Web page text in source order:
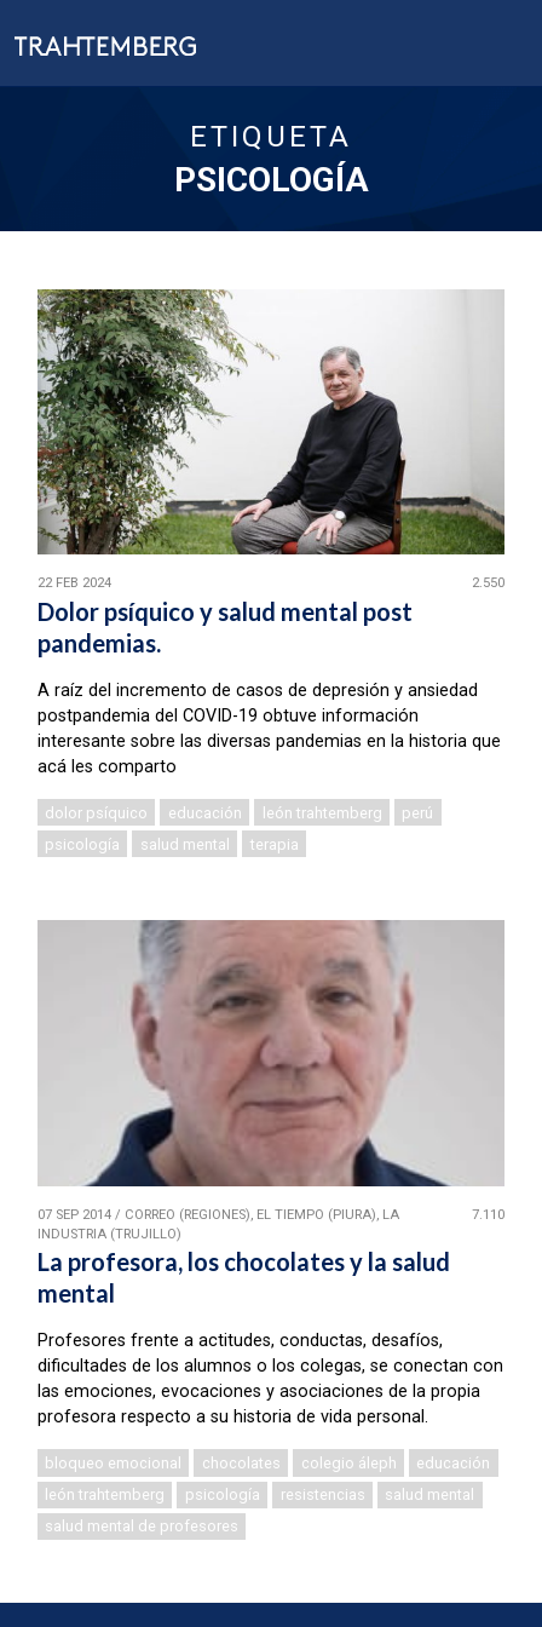
ETIQUETA
PSICOLOGÍA
22 FEB 2024 2.550
Dolor psíquico y salud mental post
pandemias.
A raíz del incremento de casos de depresión y ansiedad
postpandemia del COVID-19 obtuve información
interesante sobre las diversas pandemias en la historia que
acá les comparto
dolor psíquico educación león trahtemberg
perú
psicología
salud mental terapia
07 SEP 2014/ CORREO (REGIONES), EL TIEMPO (PIURA), LA
INDUSTRIA (TRUJILLO)
7.110
La profesora, los chocolates y la salud
mental
Profesores frente a actitudes, conductas, desafíos,
dificultades de los alumnos o los colegas, se conectan con
las emociones, evocaciones y asociaciones de la propia
profesora respecto a su historia de vida personal.
bloqueo emocional chocolates colegio áleph
educación
león trahtemberg
psicología resistencias
salud mental
salud mental de profesores